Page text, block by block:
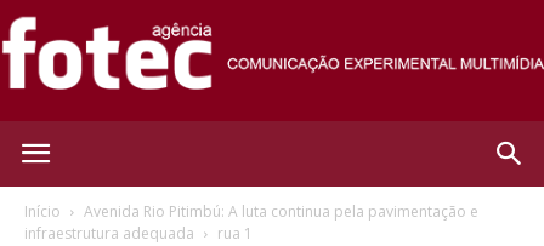
Início
Avenida Rio Pitimbú: A luta continua pela pavimentação e
infraestrutura adequada
rua 1